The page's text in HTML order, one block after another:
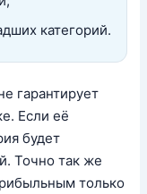
категорий.
гарантирует
Если её
будет
Точно так же
только